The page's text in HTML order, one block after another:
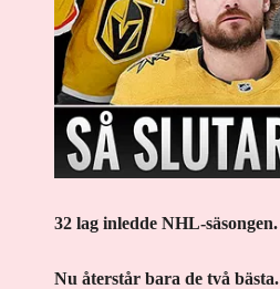
32 lag inledde NHL-säsongen.
Nu återstår bara de två bästa.